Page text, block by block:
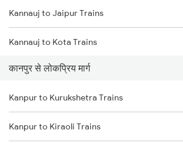
Kannauj to Jaipur Trains
Kannauj to Kota Trains
Kannauj to Lucknow Trains
Kannauj to Mau Trains
कानपुर से लोकप्रिय मार्ग
Kanpur to Kurukshetra Trains
Kanpur to Kiraoli Trains